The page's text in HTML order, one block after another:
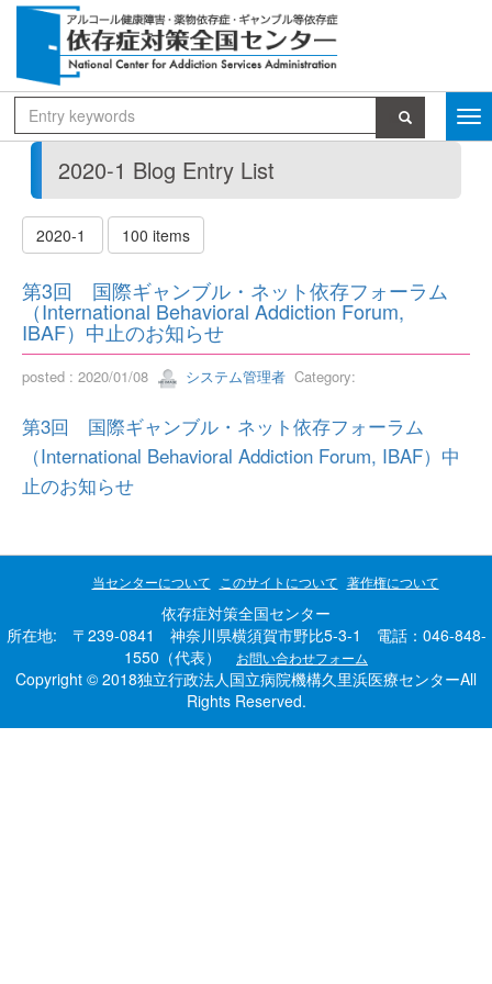
2020-1 Blog Entry List
2020-1 100 items
第3回 国際ギャンブル・ネット依存フォーラム
（International Behavioral Addiction Forum,
IBAF）中止のお知らせ
posted : 2020/01/08 システム管理者 Category:
第3回 国際ギャンブル・ネット依存フォーラム
（International Behavioral Addiction Forum, IBAF）中
止のお知らせ
当センターについて このサイトについて 著作権について
依存症対策全国センター
所在地: 〒239-0841 神奈川県横須賀市野比5-3-1 電話：046-848-
1550（代表）
お問い合わせフォーム
Copyright © 2018独立行政法人国立病院機構久里浜医療センターAll
Rights Reserved.